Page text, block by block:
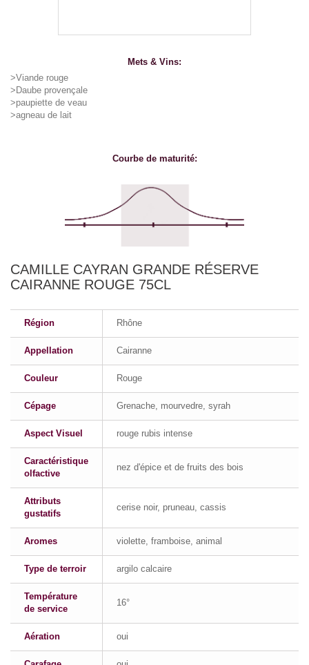
Mets & Vins:
>Viande rouge
>Daube provençale
>paupiette de veau
>agneau de lait
Courbe de maturité:
CAMILLE CAYRAN GRANDE RÉSERVE
CAIRANNE ROUGE 75CL
Région Rhône
Appellation Cairanne
Couleur Rouge
Cépage Grenache, mourvedre, syrah
Aspect Visuel rouge rubis intense
Caractéristique
olfactive
nez d'épice et de fruits des bois
Attributs
gustatifs
cerise noir, pruneau, cassis
Aromes violette, framboise, animal
Type de terroir argilo calcaire
Température
de service
16°
Aération oui